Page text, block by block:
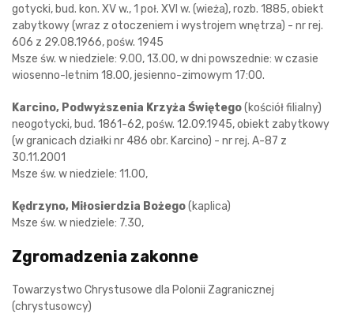
gotycki, bud. kon. XV w., 1 poł. XVI w. (wieża), rozb. 1885, obiekt
zabytkowy (wraz z otoczeniem i wystrojem wnętrza) - nr rej.
606 z 29.08.1966, pośw. 1945
Msze św. w niedziele: 9.00, 13.00, w dni powszednie: w czasie
wiosenno-letnim 18.00, jesienno-zimowym 17:00.
Karcino, Podwyższenia Krzyża Świętego(kościół filialny)
neogotycki, bud. 1861-62, pośw. 12.09.1945, obiekt zabytkowy
(w granicach działki nr 486 obr. Karcino) - nr rej. A-87 z
30.11.2001
Msze św. w niedziele: 11.00,
Kędrzyno, Miłosierdzia Bożego(kaplica)
Msze św. w niedziele: 7.30,
Zgromadzenia zakonne
Towarzystwo Chrystusowe dla Polonii Zagranicznej
(chrystusowcy)